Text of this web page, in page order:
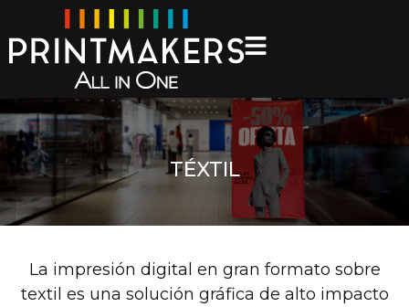
TÉXTIL
La impresión digital en gran formato sobre
textil es una solución gráfica de alto impacto